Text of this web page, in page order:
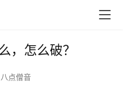
，怎么破？
八点僧音